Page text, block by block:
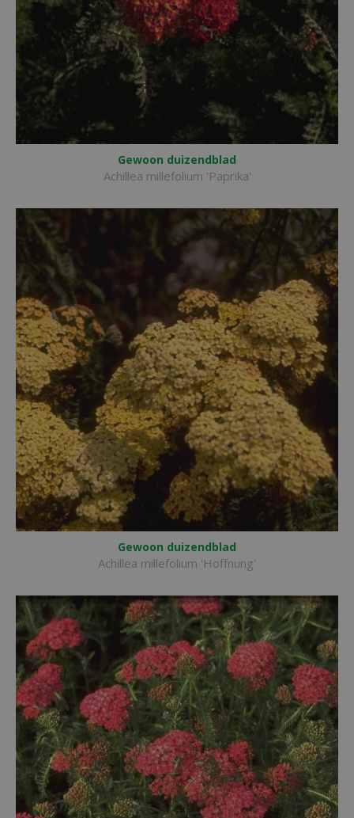
Gewoon duizendblad
Achillea millefolium 'Paprika'
Gewoon duizendblad
Achillea millefolium 'Hoffnung'